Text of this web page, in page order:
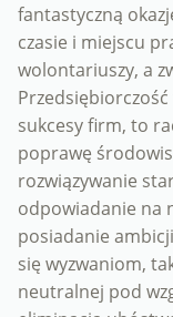
fantastyczną
czasie i miejscu
wolontariuszy, a
sukcesy firm, to
poprawę
rozwiązywanie
odpowiadanie na
posiadanie
się wyzwaniom,
neutralnej pod